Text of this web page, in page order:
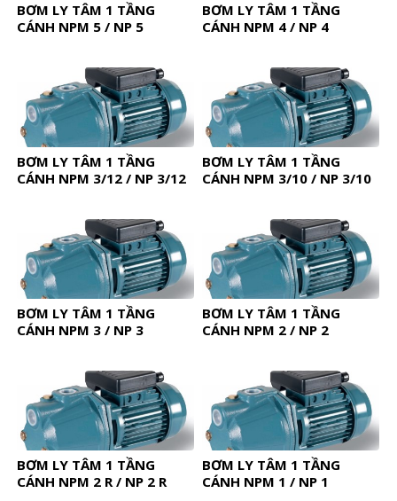
BƠM LY TÂM 1 TẦNG
CÁNH NPM 5 / NP 5
BƠM LY TÂM 1 TẦNG
CÁNH NPM 4 / NP 4
BƠM LY TÂM 1 TẦNG
CÁNH NPM 3/12 / NP 3/12
BƠM LY TÂM 1 TẦNG
CÁNH NPM 3/10 / NP 3/10
BƠM LY TÂM 1 TẦNG
CÁNH NPM 3 / NP 3
BƠM LY TÂM 1 TẦNG
CÁNH NPM 2 / NP 2
BƠM LY TÂM 1 TẦNG
CÁNH NPM 2 R / NP 2 R
BƠM LY TÂM 1 TẦNG
CÁNH NPM 1 / NP 1